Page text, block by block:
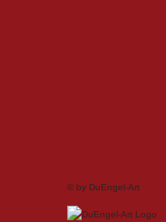
© by DuEngel-Art